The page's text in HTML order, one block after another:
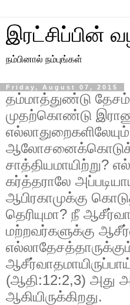
இரட்சிப்பின்
நம்பினால் நம்புங்கள்
Friday, August 07, 2015
தம்மாத்துண்டு
முதற்கொண்டு
சாத்தியமாயிற்று?
கர்த்தராலே
ஆபிரகாமுக்கு
தெரியுமா? நீ
மற்றவர்களுக்கு
(ஆதி:12:2,3) அது
ஆகியிருக்கிறது.